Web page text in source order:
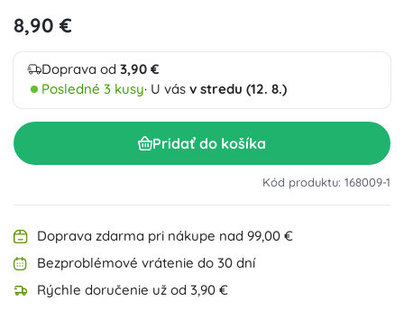
8,90 €
Doprava od 3,90 €
Posledné 3 kusy· U vás v stredu (12. 8.)
Pridať do košíka
Kód produktu: 168009-1
Doprava zdarma pri nákupe nad 99,00 €
Bezproblémové vrátenie do 30 dní
Rýchle doručenie už od 3,90 €